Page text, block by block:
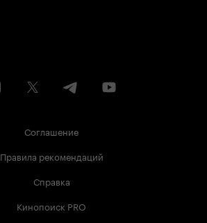
Соглашение
Правила рекомендаций
Справка
Кинопоиск PRO